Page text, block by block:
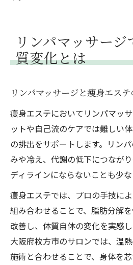
リンパマッサー
質変化とは
リンパマッサージと痩身エス
痩身エステにおいてリンパマッ
ットや自己流のケアでは難しい
の排出をサポートします。リン
みや冷え、代謝の低下につなが
ディラインにならないことも少な
痩身エステでは、プロの手技に
組み合わせることで、脂肪分解
改善し、体質自体の変化を実感
大阪府枚方市のサロンでは、温
施術と合わせることで、身体を